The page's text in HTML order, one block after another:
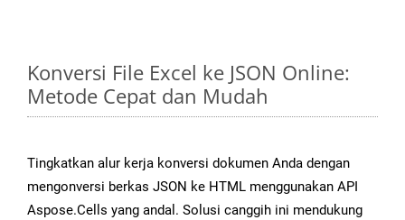
Konversi File Excel ke JSON Online:
Metode Cepat dan Mudah
Tingkatkan alur kerja konversi dokumen Anda dengan
mengonversi berkas JSON ke HTML menggunakan API
Aspose.Cells yang andal. Solusi canggih ini mendukung